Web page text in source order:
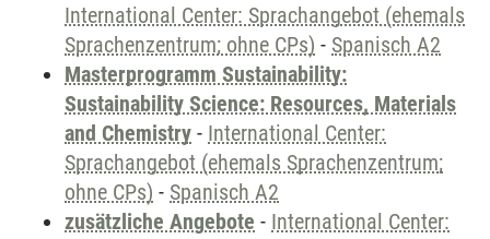
International Center: Sprachangebot (ehemals
Sprachenzentrum; ohne CPs) - Spanisch A2
Masterprogramm Sustainability:
Sustainability Science: Resources, Materials
and Chemistry - International Center:
Sprachangebot (ehemals Sprachenzentrum;
ohne CPs) - Spanisch A2
zusätzliche Angebote - International Center: